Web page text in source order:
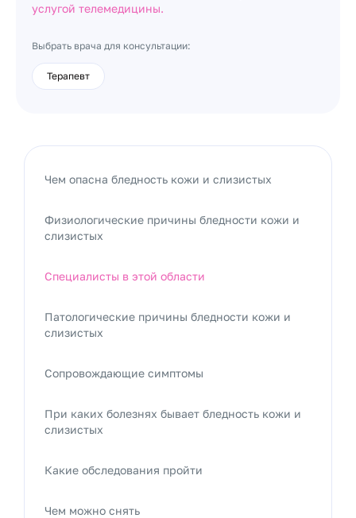
услугой телемедицины.
Выбрать врача для консультации:
Терапевт
Чем опасна бледность кожи и слизистых
Физиологические причины бледности кожи и
слизистых
Специалисты в этой области
Патологические причины бледности кожи и
слизистых
Сопровождающие симптомы
При каких болезнях бывает бледность кожи и
слизистых
Какие обследования пройти
Чем можно снять